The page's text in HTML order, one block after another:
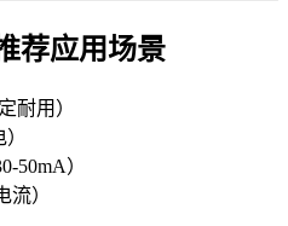
荐应用场景
耐用）
50mA）
流）